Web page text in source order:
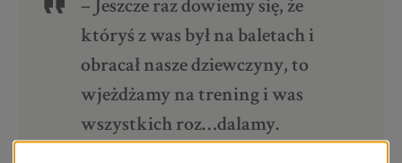
– Jeszcze raz dowiemy się, że
któryś z was był na baletach i
obracał nasze dziewczyny, to
wjeżdżamy na trening i was
wszystkich roz…dalamy.